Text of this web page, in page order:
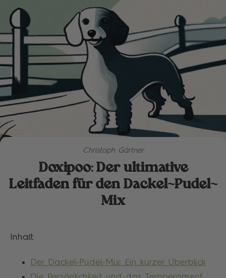
Christoph Gärtner
Doxipoo: Der ultimative
Leitfaden für den Dackel-Pudel-
Mix
Inhalt
Der Dackel-Pudel-Mix: Ein kurzer Überblick